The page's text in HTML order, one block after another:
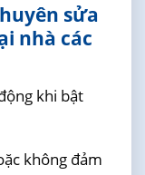
sửa
nhà các
khi bật
không đảm